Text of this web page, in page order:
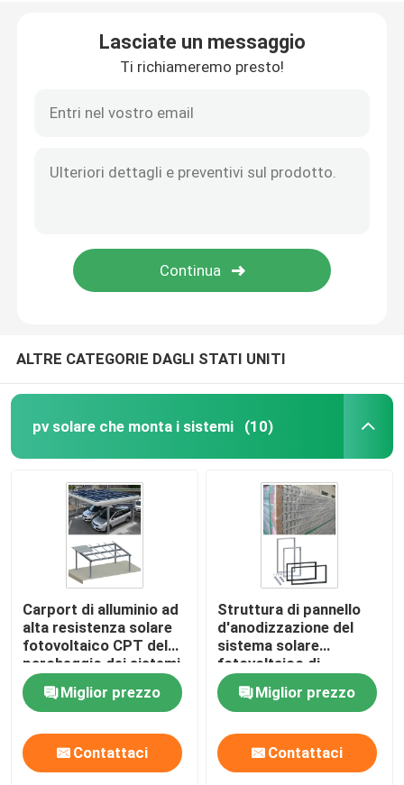
Lasciate un messaggio
Ti richiameremo presto!
ALTRE CATEGORIE DAGLI STATI UNITI
pv solare che monta i sistemi (10)
Carport di alluminio ad
alta resistenza solare
fotovoltaico CPT del
parcheggio dei sistemi
del montaggio di PV
Miglior prezzo
Contattaci
Struttura di pannello
d'anodizzazione del
sistema solare
fotovoltaico di
alluminio di tormento
PFA
Miglior prezzo
Contattaci